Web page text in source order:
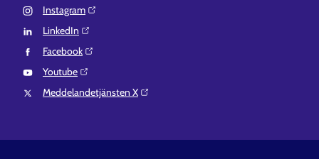
Instagram⁠
LinkedIn⁠
Facebook⁠
Youtube⁠
Meddelandetjänsten X⁠